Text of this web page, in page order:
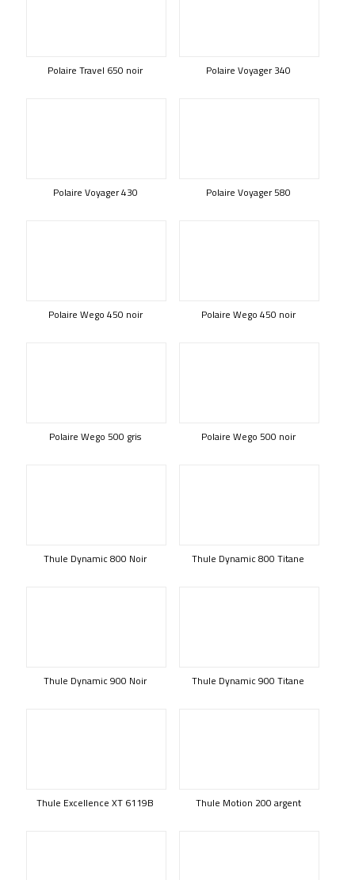
Polaire Travel 650 noir Polaire Voyager 340
Polaire Voyager 430 Polaire Voyager 580
Polaire Wego 450 noir Polaire Wego 450 noir
Polaire Wego 500 gris Polaire Wego 500 noir
Thule Dynamic 800 Noir Thule Dynamic 800 Titane
Thule Dynamic 900 Noir Thule Dynamic 900 Titane
Thule Excellence XT 6119B Thule Motion 200 argent